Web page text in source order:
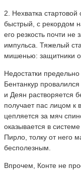
2. Нехватка
быстрый, с рекордом
его резкость почти не
импульса. Тяжелый
мишенью: защитники
Недостатки
Бентанкур
и Деян растворяется
получает пас лицом к
цепляется за мяч
оказывается в
Пирло, толку от него
бесполезным.
Впрочем, Конте не